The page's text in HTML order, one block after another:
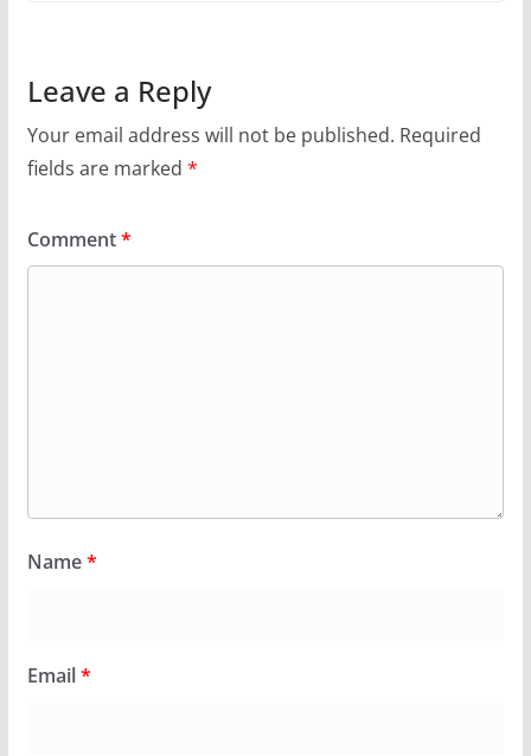
Leave a Reply
Your email address will not be published. Required
fields are marked *
Comment*
Name*
Email*